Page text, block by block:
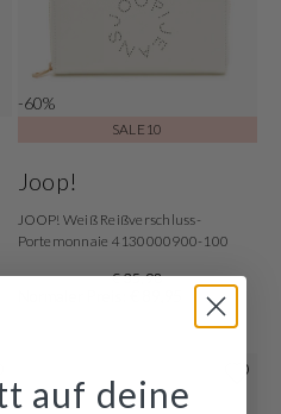
-60%
SALE10
Joop!
JOOP! Weiß Reißverschluss-
Portemonnaie 4130000900-100
€ 35,98
auf deine